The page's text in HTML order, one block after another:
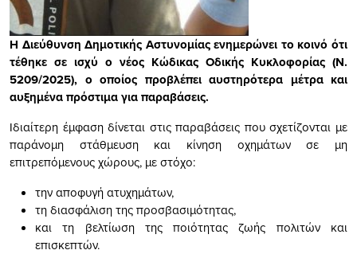
Η Διεύθυνση Δημοτικής Αστυνομίας ενημερώνει το κοινό ότι
τέθηκε σε ισχύ ο νέος Κώδικας Οδικής Κυκλοφορίας (Ν.
5209/2025), ο οποίος προβλέπει αυστηρότερα μέτρα και
αυξημένα πρόστιμα για παραβάσεις.
Ιδιαίτερη έμφαση δίνεται στις παραβάσεις που σχετίζονται με
παράνομη στάθμευση και κίνηση οχημάτων σε μη
επιτρεπόμενους χώρους, με στόχο:
την αποφυγή ατυχημάτων,
τη διασφάλιση της προσβασιμότητας,
και τη βελτίωση της ποιότητας ζωής πολιτών και
επισκεπτών.